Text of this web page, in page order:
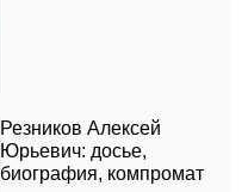
Резников Алексей
Юрьевич: досье,
биография, компромат